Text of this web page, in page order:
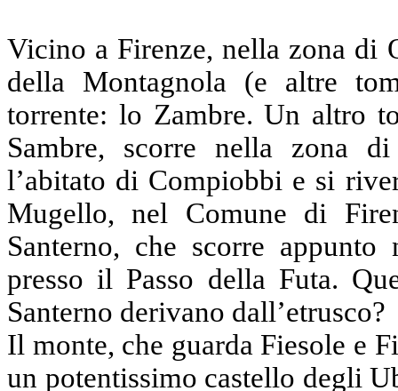
Vicino a Firenze, nella zona di
della Montagnola (e altre
torrente: lo Zambre. Un altro
Sambre, scorre nella zona
l’abitato di Compiobbi e si
Mugello, nel Comune di
Santerno, che scorre
presso il Passo della Futa.
Santerno derivano dall’etrusco?
Il monte, che guarda Fiesole e
un potentissimo castello degli